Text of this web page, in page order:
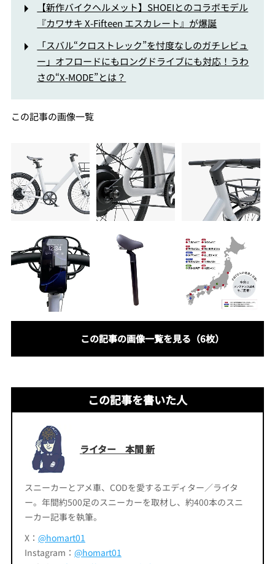
【新作バイクヘルメット】SHOEIとのコラボモデル
『カワサキ X-Fifteen エスカレート』が爆誕
「スバル“クロストレック”を忖度なしのガチレビュ
ー」オフロードにもロングドライブにも対応！うわ
さの“X-MODE”とは？
この記事の画像一覧
この記事の画像一覧を見る（6枚）
この記事を書いた人
ライター 本間 新
スニーカーとアメ車、CODを愛するエディター／ライタ
ー。年間約500足のスニーカーを取材し、約400本のスニ
ーカー記事を執筆。
X： @homart01
Instagram： @homart01